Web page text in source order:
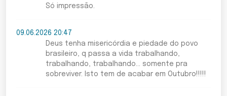
Só impressão.
09.06.2026 20:47
Deus tenha misericórdia e piedade do povo
brasileiro, q passa a vida trabalhando,
trabalhando, trabalhando... somente pra
sobreviver. Isto tem de acabar em Outubro!!!!!